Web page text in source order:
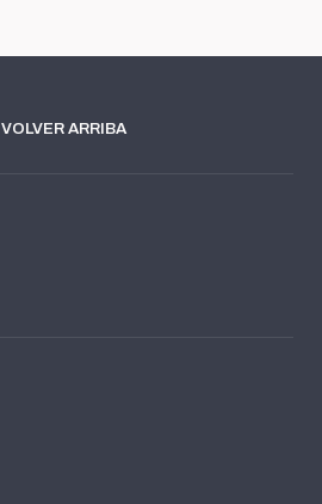
VOLVER ARRIBA